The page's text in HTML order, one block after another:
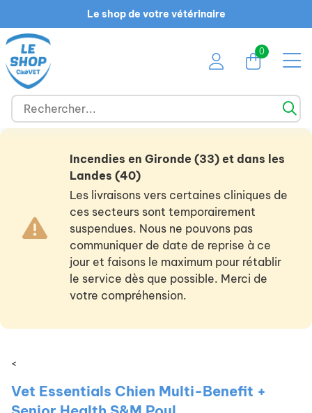
Le shop de votre vétérinaire
0
Incendies en Gironde (33) et dans les
Landes (40)
Les livraisons vers certaines cliniques de
ces secteurs sont temporairement
suspendues. Nous ne pouvons pas
communiquer de date de reprise à ce
jour et faisons le maximum pour rétablir
le service dès que possible. Merci de
votre compréhension.
<
Vet Essentials Chien Multi-Benefit +